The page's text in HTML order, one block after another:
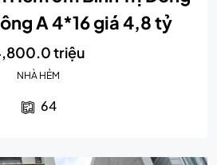
A 4*16 giá 4,8 tỷ
triệu
NHÀ HẺM
64